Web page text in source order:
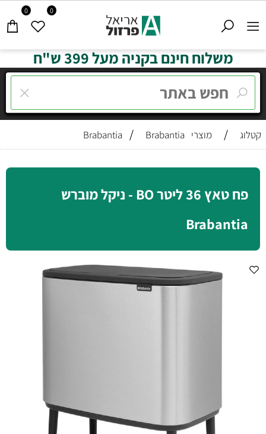
0 0
משלוח חינם בקניה מעל 399 ש"ח
קטלוג / מוצרי Brabantia / Brabantia
פח טאץ 36 ליטר BO - ניקל מוברש
Brabantia